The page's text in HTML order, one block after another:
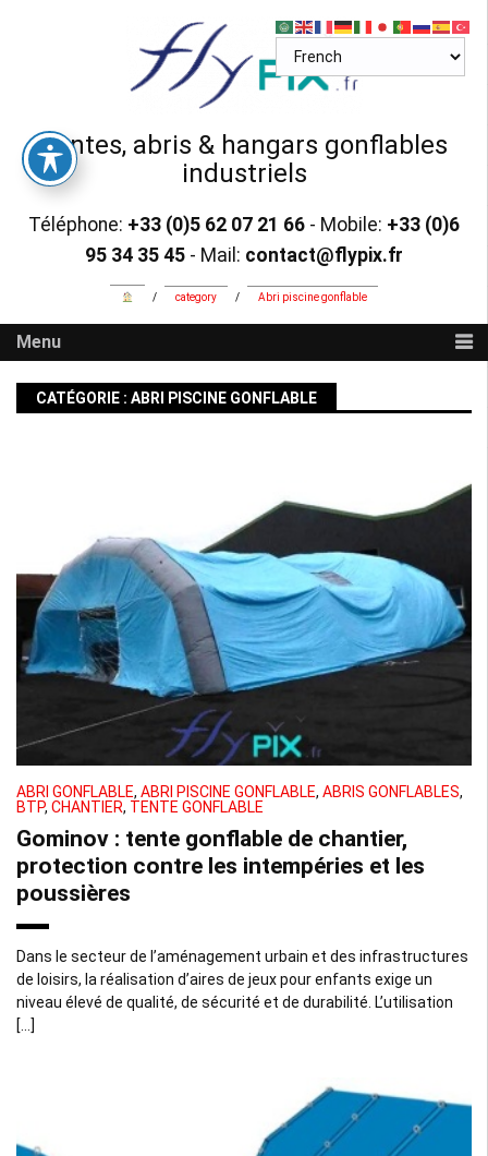
Tentes, abris & hangars gonflables
industriels
Téléphone: +33 (0)5 62 07 21 66 - Mobile: +33 (0)6
95 34 35 45 - Mail: contact@flypix.fr
/ category / Abri piscine gonflable
Menu
CATÉGORIE : ABRI PISCINE GONFLABLE
ABRI GONFLABLE, ABRI PISCINE GONFLABLE, ABRIS GONFLABLES,
BTP, CHANTIER, TENTE GONFLABLE
Gominov : tente gonflable de chantier,
protection contre les intempéries et les
poussières
Dans le secteur de l’aménagement urbain et des infrastructures
de loisirs, la réalisation d’aires de jeux pour enfants exige un
niveau élevé de qualité, de sécurité et de durabilité. L’utilisation
[…]